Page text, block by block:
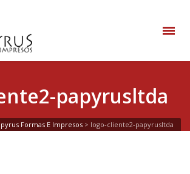
papyrusltda
Formas E Impresos > logo-cliente2-papyrusltda